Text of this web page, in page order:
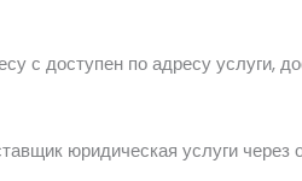
с доступен по адресууслуги,
юридическая услуги через